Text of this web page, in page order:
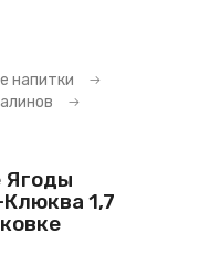
напитки
Ягоды
1,7